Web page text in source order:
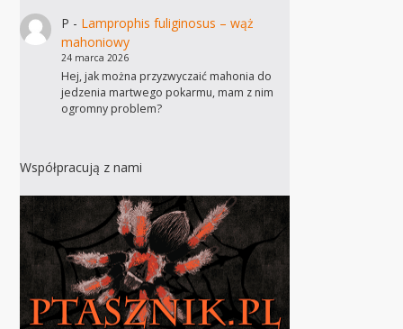
P - Lamprophis fuliginosus – wąż
mahoniowy
24 marca 2026
Hej, jak można przyzwyczaić mahonia do
jedzenia martwego pokarmu, mam z nim
ogromny problem?
Współpracują z nami